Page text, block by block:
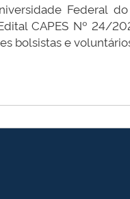
Federal
CAPES Nº 24/
bolsistas e